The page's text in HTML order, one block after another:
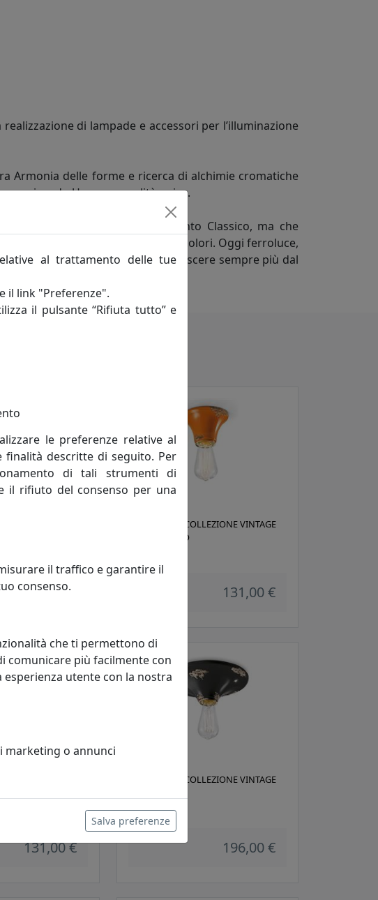
realizzazione di lampade e accessori per l’illuminazione
Armonia delle forme e ricerca di alchimie cromatiche
Una personalità unica.
soluzione in fatto di arredamento Classico, ma che
fatto di forme, misure, decori e colori. Oggi ferroluce,
acquisiti vuole farsi conoscere sempre più dal
131,00 €
PLAFONIERA COLLEZIONE VINTAGE
C132 ARANCIO
131,00 €
131,00 €
PLAFONIERA COLLEZIONE VINTAGE
Ferroluce
196,00 €
al trattamento delle tue
il link "Preferenze".
il pulsante “Rifiuta tutto” e
le preferenze relative al
finalità descritte di seguito. Per
di tali strumenti di
il rifiuto del consenso per una
il traffico e garantire il
consenso.
che ti permettono di
comunicare più facilmente con
utente con la nostra
o annunci
Salva preferenze